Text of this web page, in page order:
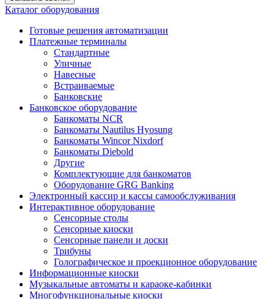
Каталог оборудования
Готовые решения автоматизации
Платежные терминалы
Стандартные
Уличные
Навесные
Встраиваемые
Банковские
Банковское оборудование
Банкоматы NCR
Банкоматы Nautilus Hyosung
Банкоматы Wincor Nixdorf
Банкоматы Diebold
Другие
Комплектующие для банкоматов
Оборудование GRG Banking
Электронный кассир и кассы самообслуживания
Интерактивное оборудование
Сенсорные столы
Сенсорные киоски
Сенсорные панели и доски
Трибуны
Голографическое и проекционное оборудование
Информационные киоски
Музыкальные автоматы и караоке-кабинки
Многофункциональные киоски